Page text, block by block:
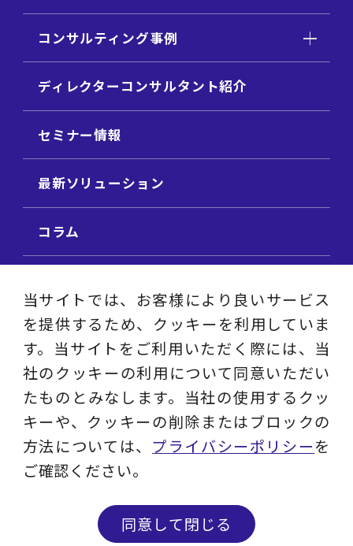
コンサルティング事例
ディレクターコンサルタント紹介
セミナー情報
最新ソリューション
コラム
ビジネステーマ解説集
動画ライブラリ
採用サイト
プライバシーポリシー
ソーシャルメディアアカウントポリシー
当サイトでは、お客様により良いサービス
を提供するため、クッキーを利用していま
す。当サイトをご利用いただく際には、当
社のクッキーの利用について同意いただい
たものとみなします。当社の使用するクッ
キーや、クッキーの削除またはブロックの
方法については、 プライバシーポリシーを
ご確認ください。
同意して閉じる